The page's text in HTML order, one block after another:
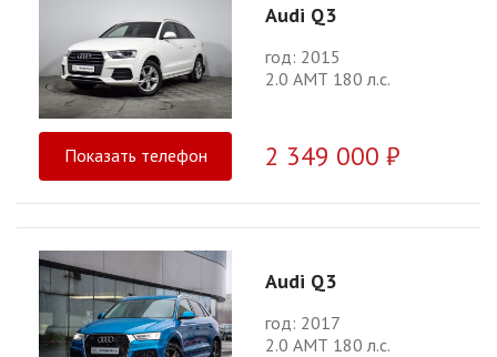
Audi Q3
год: 2015
2.0 АМТ 180 л.с.
Показать телефон 2 349 000 ₽
Audi Q3
год: 2017
2.0 АМТ 180 л.с.